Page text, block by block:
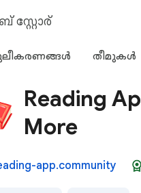
സ്റ്റോര്‍
തീമുകള്‍‌
Reading
More
app.community